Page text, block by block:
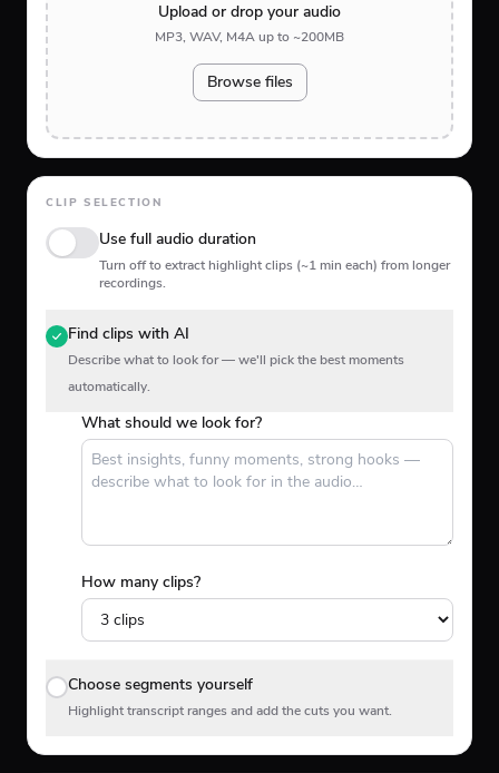
Upload or drop your audio
MP3, WAV, M4A up to ~200MB
Browse files
CLIP SELECTION
Use full audio duration
Turn off to extract highlight clips (~1 min each) from longer
recordings.
Find clips with AI
Describe what to look for — we'll pick the best moments
automatically.
What should we look for?
How many clips?
Choose segments yourself
Highlight transcript ranges and add the cuts you want.